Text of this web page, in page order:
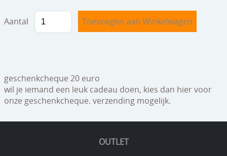
medailles/munten/bankbiljetten
lamp/luchter
speelgoed
zilverwerk
OUTLET
Aantal
geschenkcheque 20 euro
wil je iemand een leuk cadeau doen, kies dan hier voor
onze geschenkcheque. verzending mogelijk.